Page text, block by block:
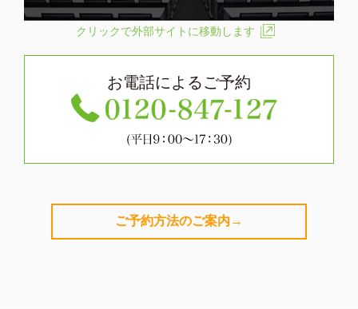
クリックで外部サイトに移動します
お電話によるご予約
ご予約方法のご案内→